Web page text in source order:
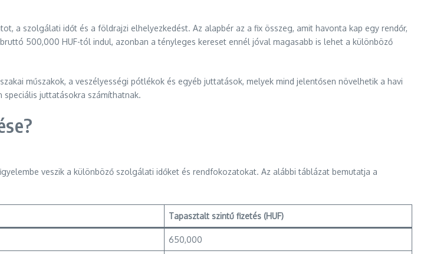
a szolgálati időt és a földrajzi elhelyezkedést. Az alapbér az a fix összeg, amit havonta kap egy rendőr,
500,000 HUF-tól indul, azonban a tényleges kereset ennél jóval magasabb is lehet a különböző
műszakok, a veszélyességi pótlékok és egyéb juttatások, melyek mind jelentősen növelhetik a havi
speciális juttatásokra számíthatnak.
veszik a különböző szolgálati időket és rendfokozatokat. Az alábbi táblázat bemutatja a
Tapasztalt szintű fizetés (HUF)
650,000